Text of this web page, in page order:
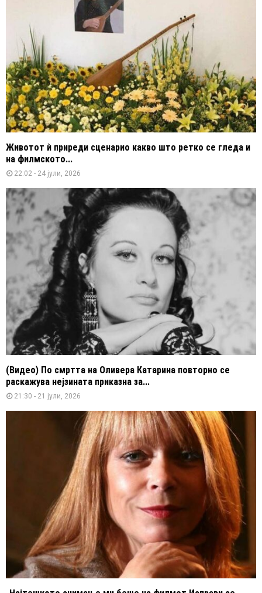
Животот ѝ приреди сценарио какво што ретко се гледа и
на филмското...
22:02 - 24 јули, 2026
(Видео) По смртта на Оливера Катарина повторно се
раскажува нејзината приказна за...
21:30 - 21 јули, 2026